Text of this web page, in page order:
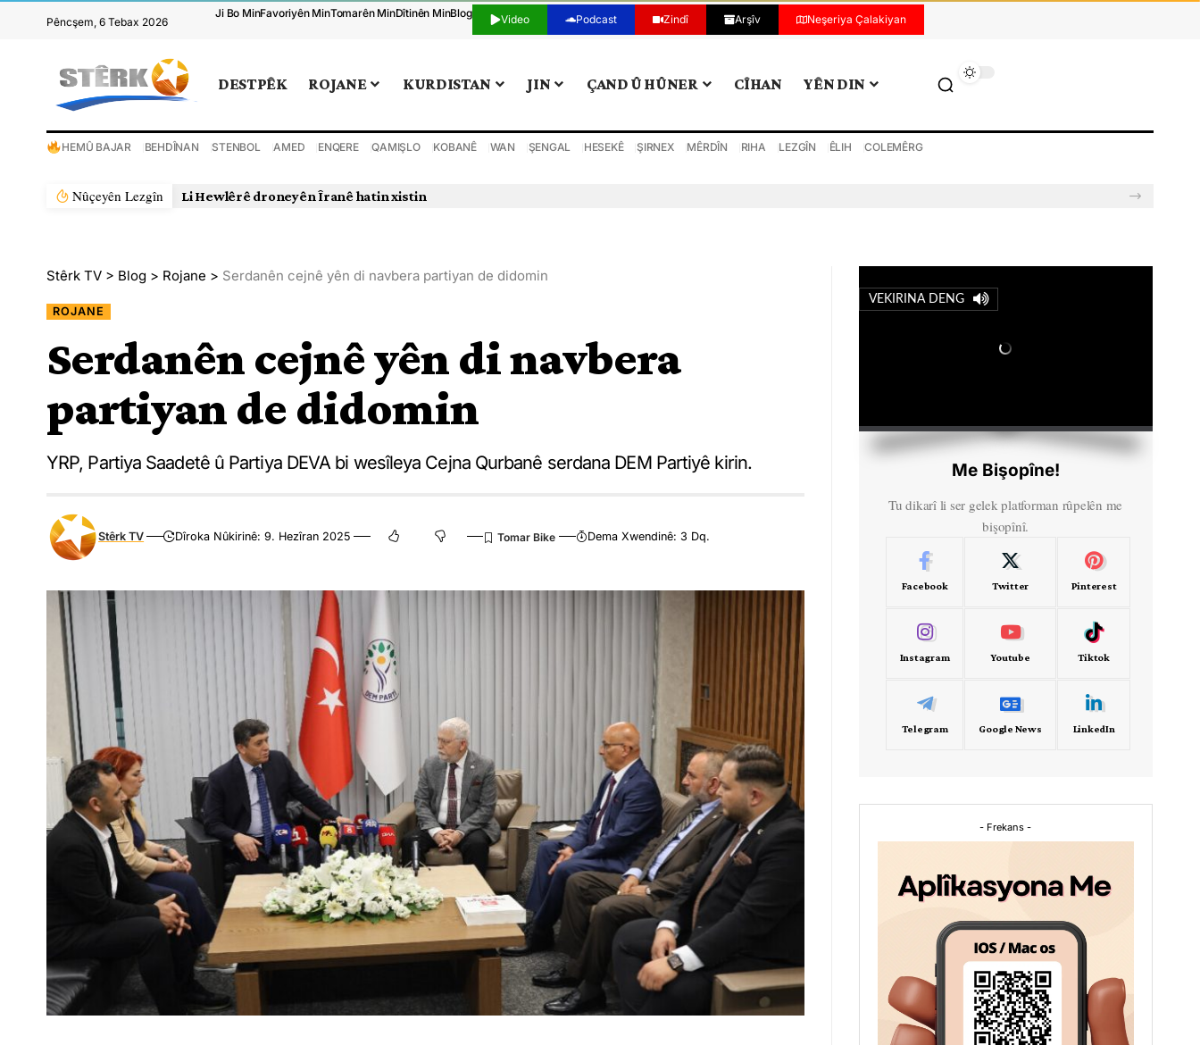
Pêncşem, 6 Tebax 2026
Ji Bo MinFavoriyên MinTomarên MinDîtinên MinBlog Video Podcast Zindî Arşîv Neşeriya Çalakiyan
DESTPÊK ROJANE KURDISTAN JIN ÇAND Û HÛNER CÎHAN YÊN DIN
HEMÛ BAJAR BEHDÎNAN STENBOL AMED ENQERE QAMIŞLO KOBANÊ WAN ŞENGAL HESEKÊ ŞIRNEX MÊRDÎN RIHA LEZGÎN ÊLIH COLEMÊRG
Nûçeyên Lezgîn Li Hewlêrê droneyên Îranê hatin xistin
Stêrk TV > Blog > Rojane > Serdanên cejnê yên di navbera partiyan de didomin
ROJANE
Serdanên cejnê yên di navbera
partiyan de didomin
YRP, Partiya Saadetê û Partiya DEVA bi wesîleya Cejna Qurbanê serdana DEM Partiyê kirin.
Stêrk TV Dîroka Nûkirinê: 9. Hezîran 2025 Dema Xwendinê: 3 Dq.
VEKIRINA DENG
Me Bişopîne!
Tu dikarî li ser gelek platforman rûpelên me
bişopînî.
Facebook Twitter Pinterest
Instagram Youtube Tiktok
Telegram Google News LinkedIn
- Frekans -